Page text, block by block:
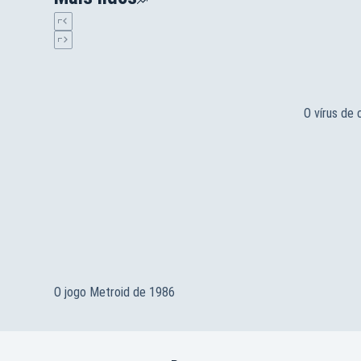
O vírus de
O jogo Metroid de 1986